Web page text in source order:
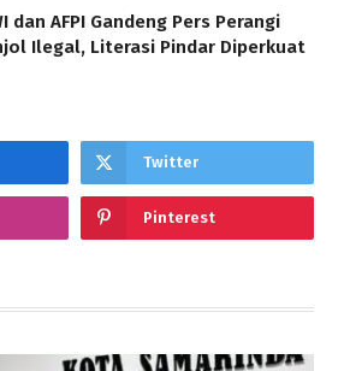
dan AFPI Gandeng Pers Perangi
Ilegal, Literasi Pindar Diperkuat
Twitter
Pinterest